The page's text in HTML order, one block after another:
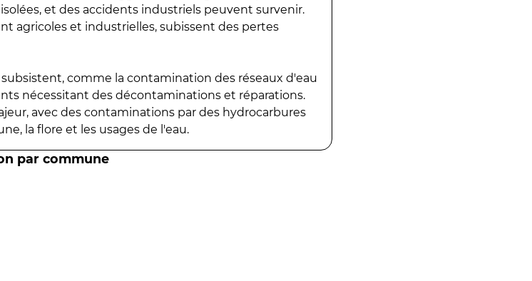
et des accidents industriels peuvent survenir.
agricoles et industrielles, subissent des pertes
comme la contamination des réseaux d'eau
nécessitant des décontaminations et réparations.
avec des contaminations par des hydrocarbures
la flore et les usages de l'eau.
par commune